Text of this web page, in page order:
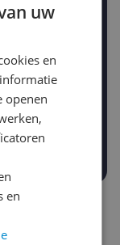
prijs
€
uw
en
openen
en